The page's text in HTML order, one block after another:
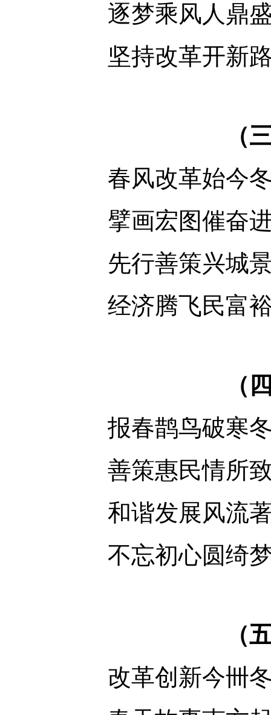
逐梦乘风人鼎
坚持改革开新
（
春风改革始今
擘画宏图催奋
先行善策兴城
经济腾飞民富
（
报春鹊鸟破寒
善策惠民情所
和谐发展风流
不忘初心圆绮
（
改革创新今卌